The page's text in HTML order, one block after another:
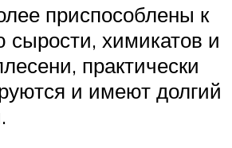
приспособлены к
сырости, химикатов и
практически
и имеют долгий